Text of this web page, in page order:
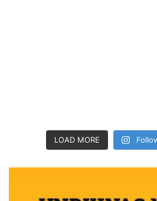
LOAD MORE